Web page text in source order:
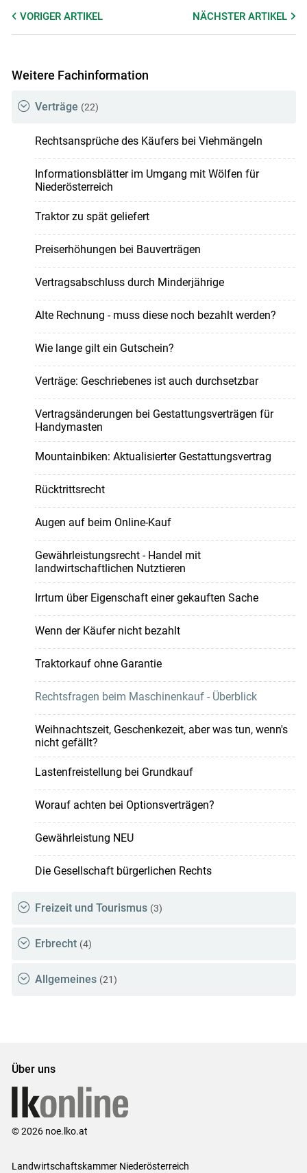
VORIGER ARTIKEL NÄCHSTERARTIKEL
Weitere Fachinformation
Verträge (22)
Rechtsansprüche des Käufers bei Viehmängeln
Informationsblätter im Umgang mit Wölfen für
Niederösterreich
Traktor zu spät geliefert
Preiserhöhungen bei Bauverträgen
Vertragsabschluss durch Minderjährige
Alte Rechnung - muss diese noch bezahlt werden?
Wie lange gilt ein Gutschein?
Verträge: Geschriebenes ist auch durchsetzbar
Vertragsänderungen bei Gestattungsverträgen für
Handymasten
Mountainbiken: Aktualisierter Gestattungsvertrag
Rücktrittsrecht
Augen auf beim Online-Kauf
Gewährleistungsrecht - Handel mit
landwirtschaftlichen Nutztieren
Irrtum über Eigenschaft einer gekauften Sache
Wenn der Käufer nicht bezahlt
Traktorkauf ohne Garantie
Rechtsfragen beim Maschinenkauf - Überblick
Weihnachtszeit, Geschenkezeit, aber was tun, wenn's
nicht gefällt?
Lastenfreistellung bei Grundkauf
Worauf achten bei Optionsverträgen?
Gewährleistung NEU
Die Gesellschaft bürgerlichen Rechts
Freizeit und Tourismus (3)
Erbrecht (4)
Allgemeines (21)
Über uns
© 2026 noe.lko.at
Landwirtschaftskammer Niederösterreich